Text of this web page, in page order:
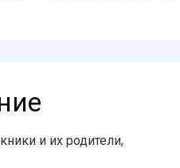
и их родители,